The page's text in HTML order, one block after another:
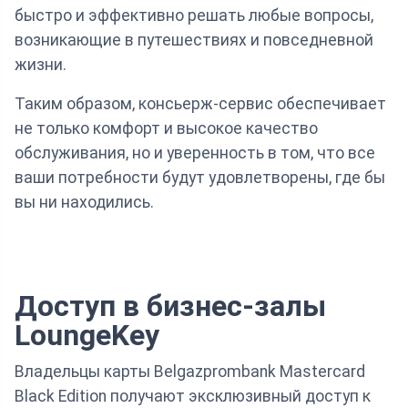
быстро и эффективно решать любые вопросы,
возникающие в путешествиях и повседневной
жизни.
Таким образом, консьерж-сервис обеспечивает
не только комфорт и высокое качество
обслуживания, но и уверенность в том, что все
ваши потребности будут удовлетворены, где бы
вы ни находились.
Доступ в бизнес-залы
LoungeKey
Владельцы карты Belgazprombank Mastercard
Black Edition получают эксклюзивный доступ к